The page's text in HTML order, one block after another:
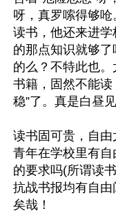
呀，真罗嗦得够
读书，他还来进
的那点知识就够
的么？不特此也
书籍，固然不能读
稳”了。真是白昼
读书固可贵，自
青年在学校里有
的要求吗(所谓读
抗战书报均有自
矣哉！